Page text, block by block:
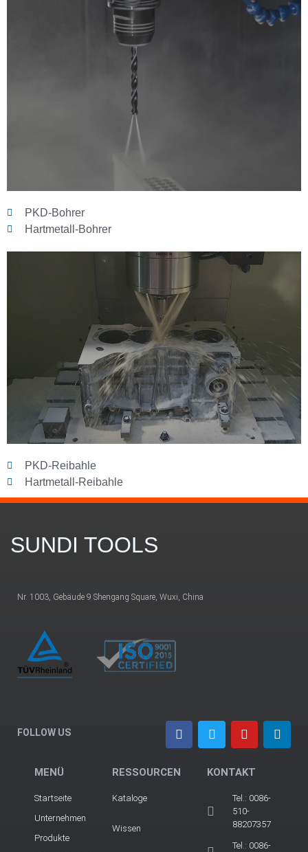
PKD-Bohrer
Hartmetall-Bohrer
PKD-Reibahle
Hartmetall-Reibahle
SUNDI TOOLS
Nr. 1003, Gebäude 9 Shengang Square, Wuxi, China
FOLLOW US
MENÜ
Startseite
Unternehmen
Produkte
RESSOURCEN
Kataloge
Wissen
KONTAKT
Tel.: 0086-
510-
88207357
Tel.: 0086-